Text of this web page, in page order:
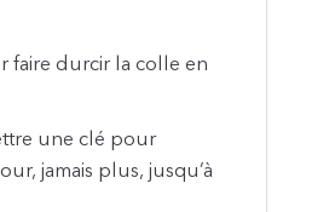
faire durcir la colle en
une clé pour
jamais plus, jusqu’à